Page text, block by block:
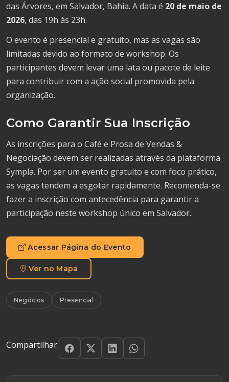
das Árvores, em Salvador, Bahia. A data é 20 de maio de
2026, das 19h às 23h.
O evento é presencial e gratuito, mas as vagas são
limitadas devido ao formato de workshop. Os
participantes devem levar uma lata ou pacote de leite
para contribuir com a ação social promovida pela
organização.
Como Garantir Sua Inscrição
As inscrições para o Café e Prosa de Vendas &
Negociação devem ser realizadas através da plataforma
Sympla. Por ser um evento gratuito e com foco prático,
as vagas tendem a esgotar rapidamente. Recomenda-se
fazer a inscrição com antecedência para garantir a
participação neste workshop único em Salvador.
Acessar Página do Evento
Ver no Mapa
Negócios Presencial
Compartilhar: